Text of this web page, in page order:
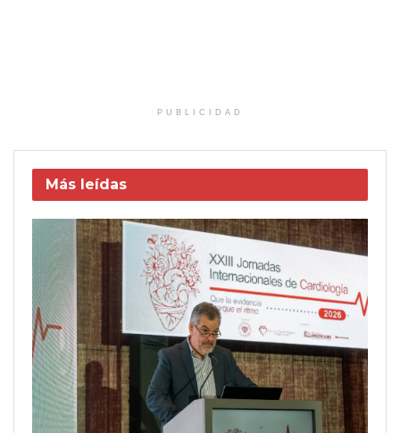
PUBLICIDAD
Más leídas